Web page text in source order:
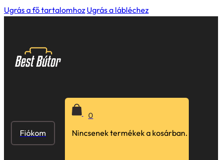
Ugrás a fő tartalomhoz Ugrás a lábléchez
Fiókom
0
Nincsenek termékek a kosárban.